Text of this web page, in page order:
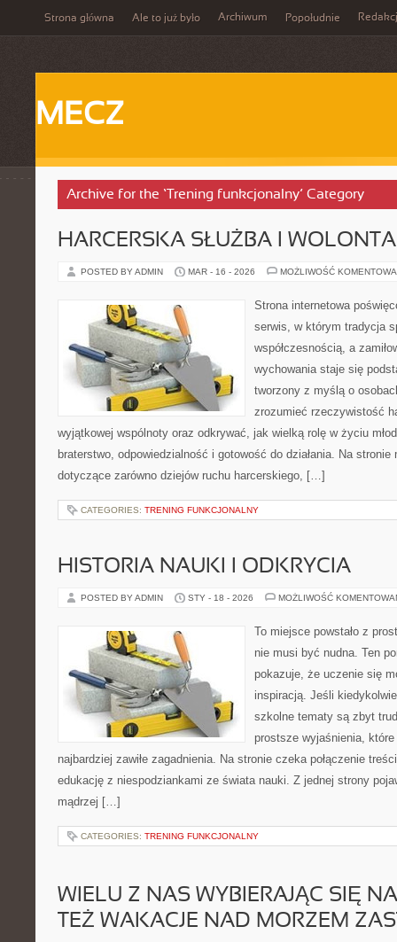
Strona główna Ale to już było Archiwum Popołudnie
MECZ
Archive for the ‘Trening funkcjonalny’ Category
HARCERSKA SŁUŻBA I
POSTED BY ADMIN MAR - 16 - 2026 MOŻLIWOŚĆ
Strona internetowa
serwis, w którym tradycja
współczesnością, a
wychowania staje się
tworzony z myślą o
zrozumieć rzeczywistość
wyjątkowej wspólnoty oraz odkrywać, jak wielką rolę w życiu
braterstwo, odpowiedzialność i gotowość do działania. Na
dotyczące zarówno dziejów ruchu harcerskiego, […]
CATEGORIES: TRENING FUNKCJONALNY
HISTORIA NAUKI I ODKRYCIA
POSTED BY ADMIN STY - 18 - 2026 MOŻLIWOŚĆ
To miejsce powstało z
nie musi być nudna. Ten
pokazuje, że uczenie się
inspiracją. Jeśli
szkolne tematy są zbyt
prostsze wyjaśnienia,
najbardziej zawiłe zagadnienia. Na stronie czeka połączenie
edukację z niespodziankami ze świata nauki. Z jednej strony
mądrzej […]
CATEGORIES: TRENING FUNKCJONALNY
WIELU Z NAS WYBIERAJĄC SIĘ
TEŻ WAKACJE NAD MORZEM